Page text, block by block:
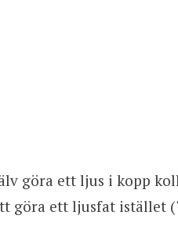
göra ett ljus i kopp
göra ett ljusfat istället